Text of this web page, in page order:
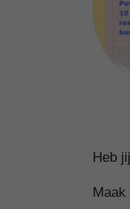
Heb
Maak